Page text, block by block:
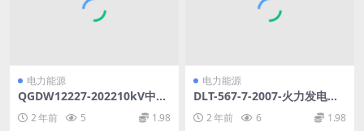
电力能源
QGDW12227-202210kV中强
度铝合金导体架空绝缘导线技
术规范(2.55MB)pdf
2 年前 5 1.98
电力能源
DLT-567-7-2007-火力发电厂
燃料试验方法-第7部分-灰及渣
中硫的测定和燃煤可燃硫的计
2 年前 6 1.98